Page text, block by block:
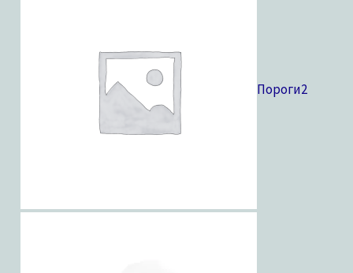
Пороги2